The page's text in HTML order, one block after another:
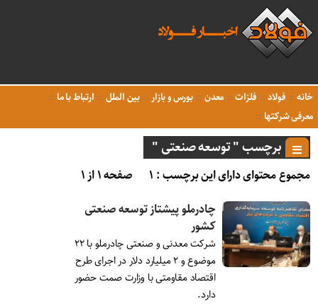
خانه فولاد فلزات معدن بورس و بازار بین الملل
ارتباط با ما
معرفی شرکتها
برچسب " توسعه صنعتی "
مجموع محتوای دارای این برچسب : ۱
صفحه ۱ از ۱
چادرملو پیشتاز توسعه صنعتی
کشور
شرکت معدنی و صنعتی چادرملو با ۲۲
موضوع و ۲ میلیارد دلار در اجرای طرح
اقتصاد مقاومتی با وزارت صمت حضور
دارد.